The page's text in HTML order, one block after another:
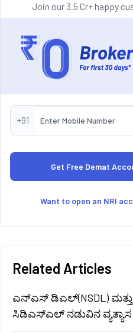
Join our 3.5 Cr+ happy
+91
Want to open an NRI
Related Articles
ಎನ್ಎಸ್ ಡಿಎಲ್(NSDL) ಮತ್ತು
ಸಿಡಿಎಸ್ಎಲ್ ನಡುವಿನ ವ್ಯತ್ಯಾಸ